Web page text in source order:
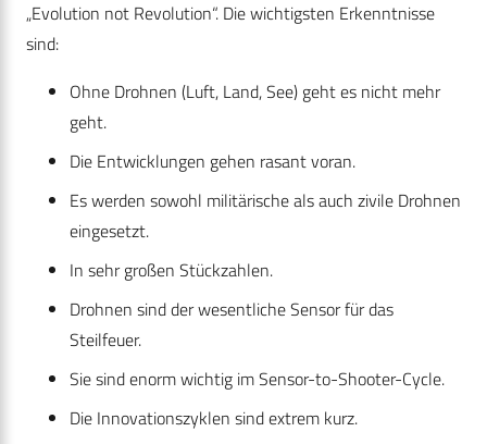
„Evolution not Revolution“. Die wichtigsten Erkenntnisse
sind:
Ohne Drohnen (Luft, Land, See) geht es nicht mehr
geht.
Die Entwicklungen gehen rasant voran.
Es werden sowohl militärische als auch zivile Drohnen
eingesetzt.
In sehr großen Stückzahlen.
Drohnen sind der wesentliche Sensor für das
Steilfeuer.
Sie sind enorm wichtig im Sensor-to-Shooter-Cycle.
Die Innovationszyklen sind extrem kurz.